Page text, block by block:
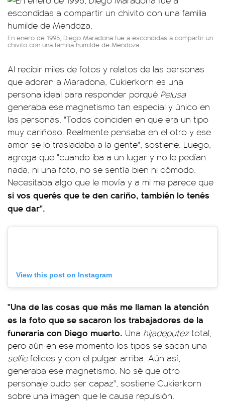
En enero de 1995, Diego Maradona fue a escondidas a compartir un
chivito con una familia humilde de Mendoza.
Al recibir miles de fotos y relatos de las personas
que adoran a Maradona, Cukierkorn es una
persona ideal para responder porqué Pelusa
generaba ese magnetismo tan especial y único en
las personas. "Todos coinciden en que era un tipo
muy cariñoso. Realmente pensaba en el otro y ese
amor se lo trasladaba a la gente", sostiene. Luego,
agrega que "cuando iba a un lugar y no le pedían
nada, ni una foto, no se sentía bien ni cómodo.
Necesitaba algo que le movía y a mi me parece que
si vos querés que te den cariño, también lo tenés
que dar".
View this post on Instagram
"Una de las cosas que más me llaman la atención
es la foto que se sacaron los trabajadores de la
funeraria con Diego muerto. Una hijadeputeztotal,
pero aún en ese momento los tipos se sacan una
selfiefelices y con el pulgar arriba. Aún así,
generaba ese magnetismo. No sé que otro
personaje pudo ser capaz", sostiene Cukierkorn
sobre una imagen que le causa repulsión.